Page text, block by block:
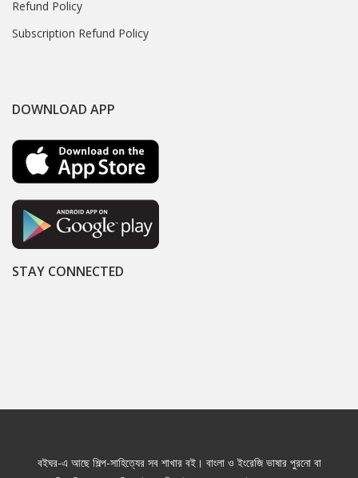
Refund Policy
Subscription Refund Policy
DOWNLOAD APP
STAY CONNECTED
বইঘর-এ আছে শিল্প-সাহিত্যের সব শাখার বই। বাংলা ও ইংরেজি ভাষার পুরনো বা